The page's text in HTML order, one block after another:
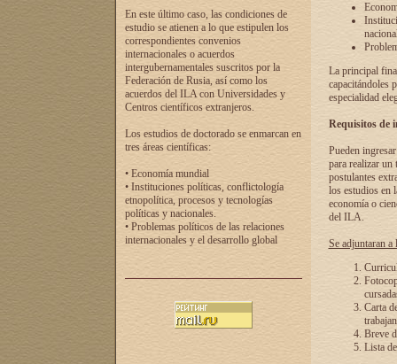
En este último caso, las condiciones de
estudio se atienen a lo que estipulen los
correspondientes convenios
internacionales o acuerdos
intergubernamentales suscritos por la
Federación de Rusia, así como los
acuerdos del ILA con Universidades y
Centros científicos extranjeros.
Los estudios de doctorado se enmarcan en
tres áreas científicas:
• Economía mundial
• Instituciones políticas, conflictología
etnopolítica, procesos y tecnologías
políticas y nacionales.
• Problemas políticos de las relaciones
internacionales y el desarrollo global
La principal
capacitándoles
especialidad
Requisitos de
Pueden
para realizar un
postulantes
los estudios en
economía o
del ILA.
Se adjuntaran a
Carta
Breve
Lista